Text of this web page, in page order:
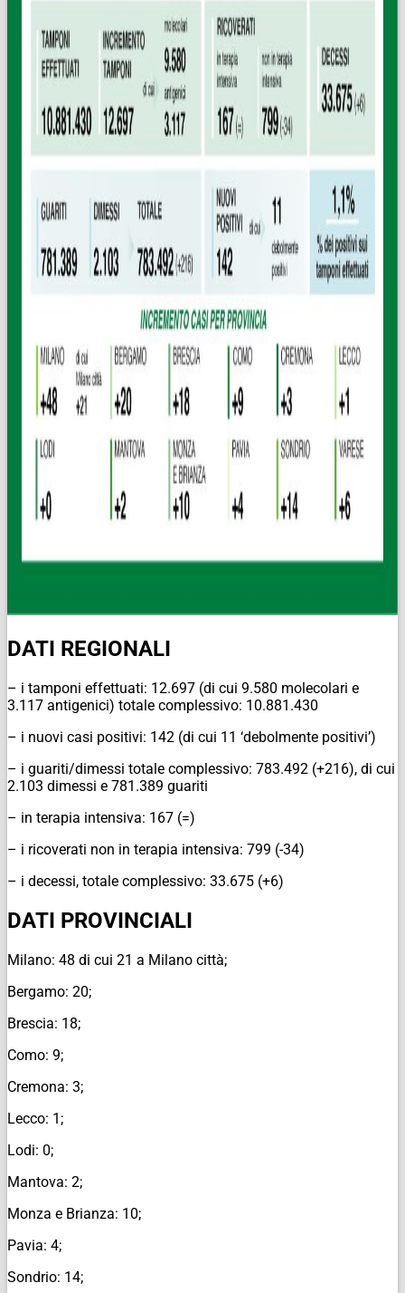
DATI REGIONALI
– i tamponi effettuati: 12.697 (di cui 9.580 molecolari e
3.117 antigenici) totale complessivo: 10.881.430
– i nuovi casi positivi: 142 (di cui 11 ‘debolmente positivi’)
– i guariti/dimessi totale complessivo: 783.492 (+216), di cui
2.103 dimessi e 781.389 guariti
– in terapia intensiva: 167 (=)
– i ricoverati non in terapia intensiva: 799 (-34)
– i decessi, totale complessivo: 33.675 (+6)
DATI PROVINCIALI
Milano: 48 di cui 21 a Milano città;
Bergamo: 20;
Brescia: 18;
Como: 9;
Cremona: 3;
Lecco: 1;
Lodi: 0;
Mantova: 2;
Monza e Brianza: 10;
Pavia: 4;
Sondrio: 14;